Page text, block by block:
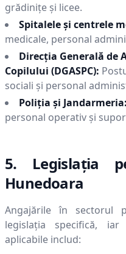
grădinițe și licee.
Spitalele și centrele
medicale, personal
Direcția Generală de
Copilului (DGASPC):
sociali și personal
Poliția și Jandarmeria:
personal operativ și
5. Legislația
Hunedoara
Angajările în sectorul
legislația specifică,
aplicabile includ: